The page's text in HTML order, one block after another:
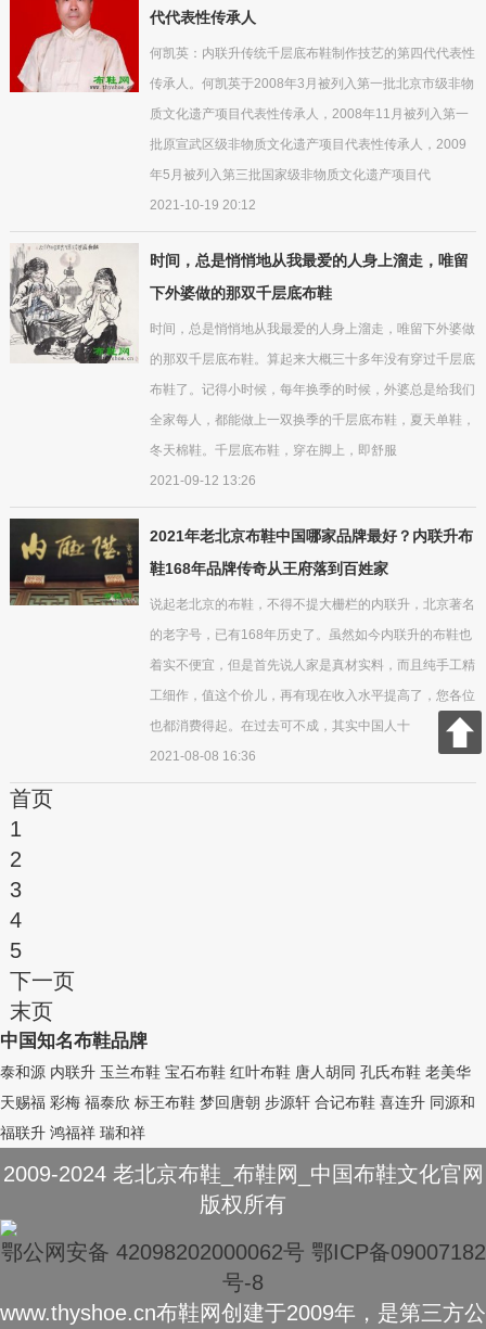
代代表性传承人
何凯英：内联升传统千层底布鞋制作技艺的第四代代表性
传承人。何凯英于2008年3月被列入第一批北京市级非物
质文化遗产项目代表性传承人，2008年11月被列入第一
批原宣武区级非物质文化遗产项目代表性传承人，2009
年5月被列入第三批国家级非物质文化遗产项目代
2021-10-19 20:12
时间，总是悄悄地从我最爱的人身上溜走，唯留
下外婆做的那双千层底布鞋
时间，总是悄悄地从我最爱的人身上溜走，唯留下外婆做
的那双千层底布鞋。算起来大概三十多年没有穿过千层底
布鞋了。记得小时候，每年换季的时候，外婆总是给我们
全家每人，都能做上一双换季的千层底布鞋，夏天单鞋，
冬天棉鞋。千层底布鞋，穿在脚上，即舒服
2021-09-12 13:26
2021年老北京布鞋中国哪家品牌最好？内联升布
鞋168年品牌传奇从王府落到百姓家
说起老北京的布鞋，不得不提大栅栏的内联升，北京著名
的老字号，已有168年历史了。虽然如今内联升的布鞋也
着实不便宜，但是首先说人家是真材实料，而且纯手工精
工细作，值这个价儿，再有现在收入水平提高了，您各位
也都消费得起。在过去可不成，其实中国人十
2021-08-08 16:36
首页
1
2
3
4
5
下一页
末页
中国知名布鞋品牌
泰和源 内联升 玉兰布鞋 宝石布鞋 红叶布鞋 唐人胡同 孔氏布鞋 老美华
天赐福 彩梅 福泰欣 标王布鞋 梦回唐朝 步源轩 合记布鞋 喜连升 同源和
福联升 鸿福祥 瑞和祥
2009-2024 老北京布鞋_布鞋网_中国布鞋文化官网
版权所有
鄂公网安备 42098202000062号 鄂ICP备09007182
号-8
www.thyshoe.cn布鞋网创建于2009年，是第三方公